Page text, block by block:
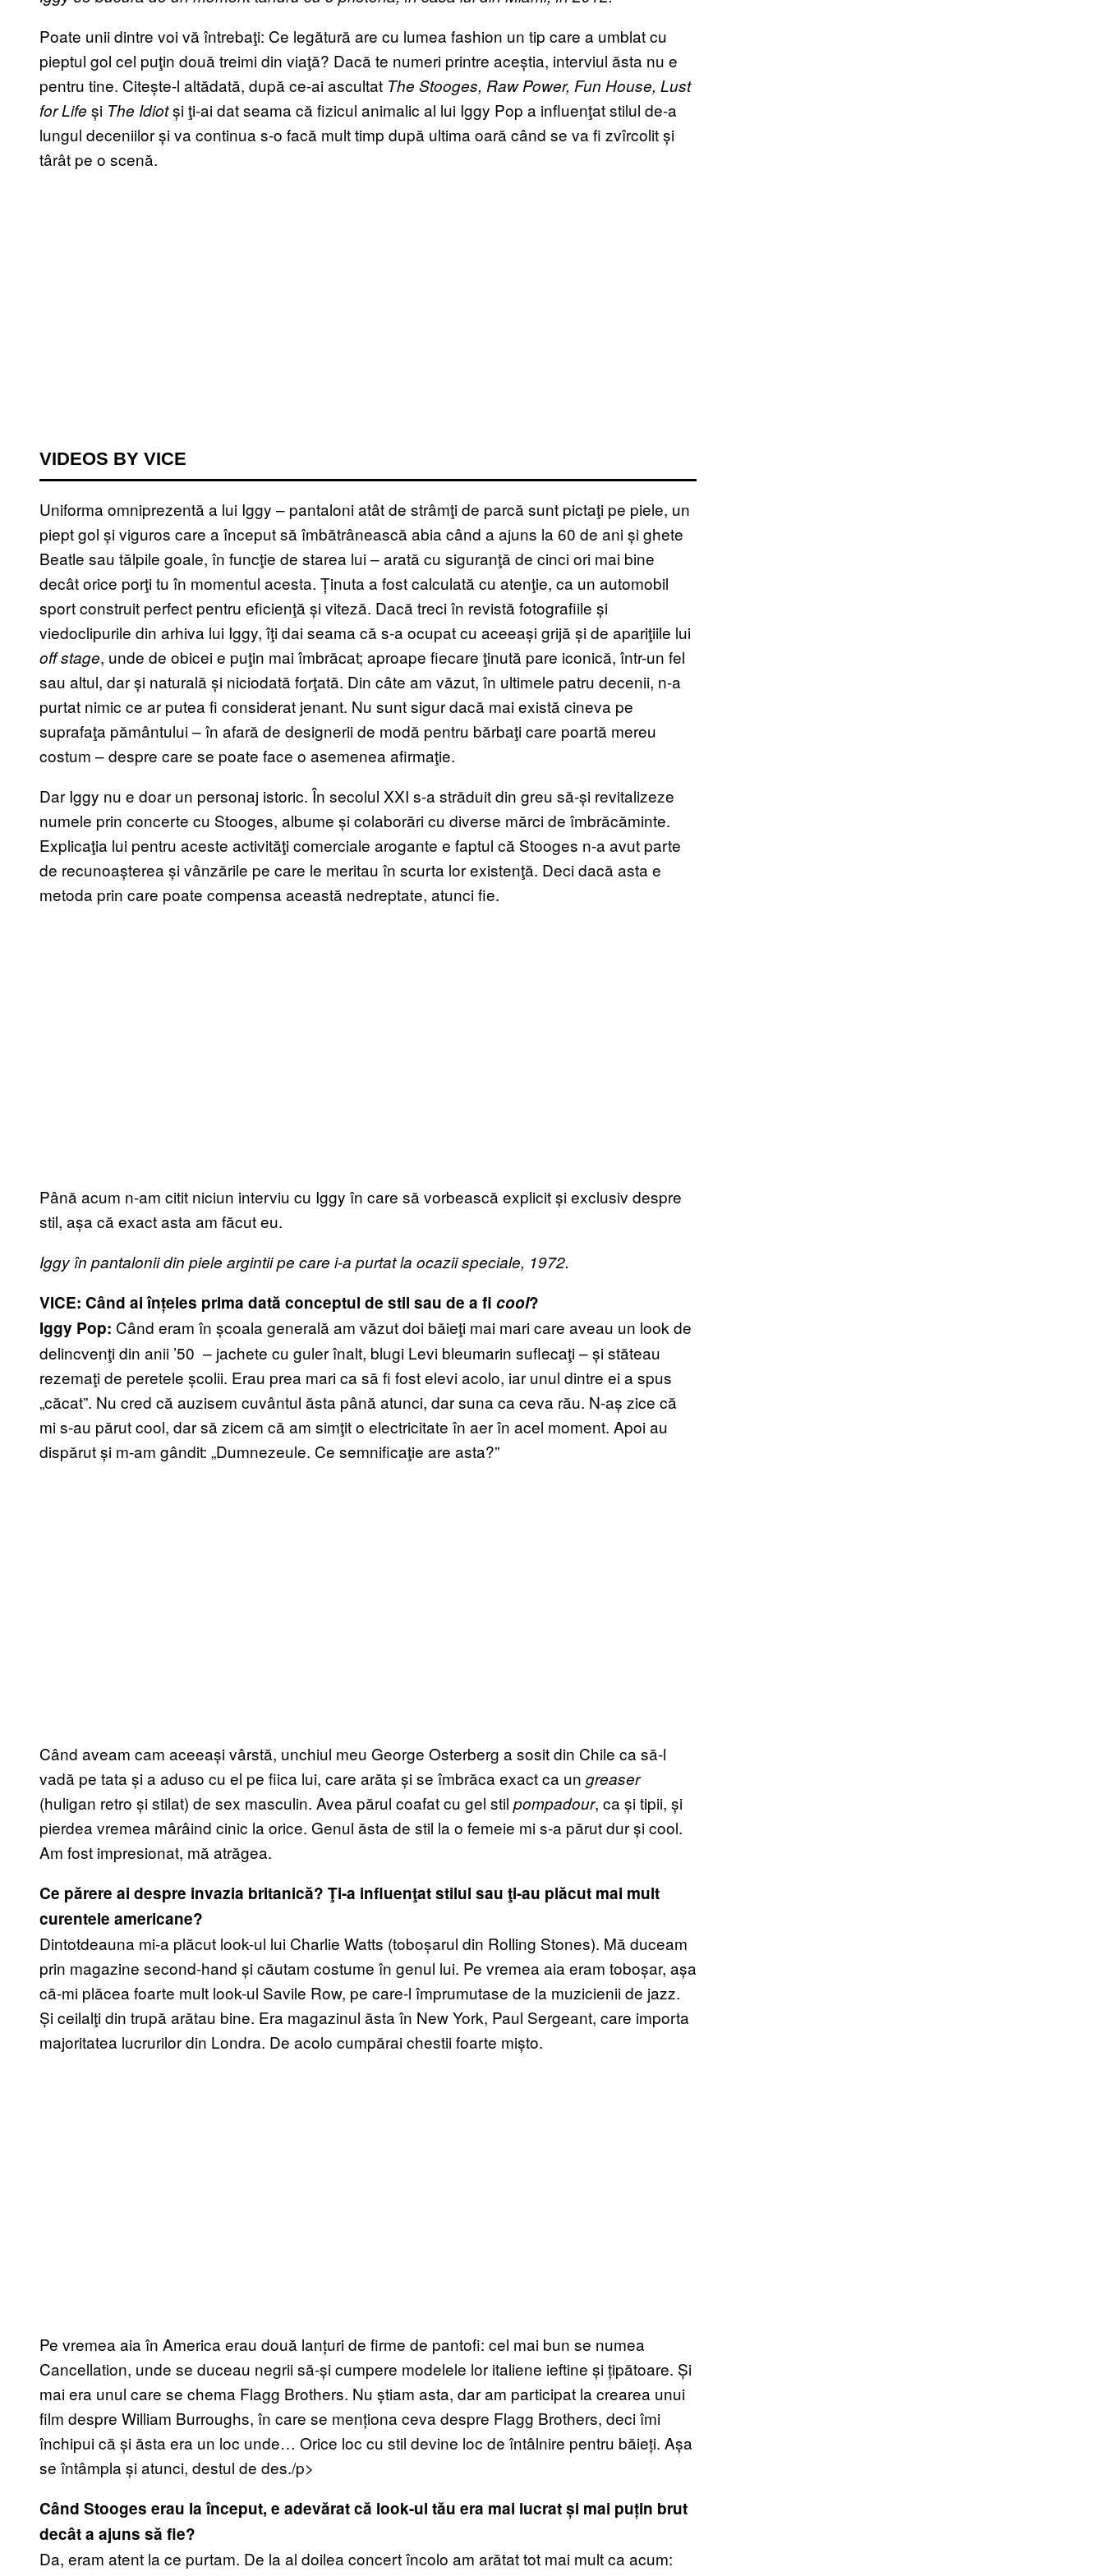
Poate unii dintre voi vă întrebaţi: Ce legătură are cu lumea fashion un tip care a umblat cu
pieptul gol cel puţin două treimi din viaţă? Dacă te numeri printre aceștia, interviul ăsta nu e
pentru tine. Citește-l altădată, după ce-ai ascultat The Stooges, Raw Power, Fun House, Lust
for Life și The Idiotși ţi-ai dat seama că fizicul animalic al lui Iggy Pop a influenţat stilul de-a
lungul deceniilor și va continua s-o facă mult timp după ultima oară când se va fi zvîrcolit și
târât pe o scenă.
VIDEOS BY VICE
Uniforma omniprezentă a lui Iggy – pantaloni atât de strâmţi de parcă sunt pictaţi pe piele, un
piept gol și viguros care a început să îmbătrânească abia când a ajuns la 60 de ani și ghete
Beatle sau tălpile goale, în funcţie de starea lui – arată cu siguranţă de cinci ori mai bine
decât orice porţi tu în momentul acesta. Ținuta a fost calculată cu atenţie, ca un automobil
sport construit perfect pentru eficienţă și viteză. Dacă treci în revistă fotografiile și
viedoclipurile din arhiva lui Iggy, îţi dai seama că s-a ocupat cu aceeași grijă și de apariţiile lui
off stage, unde de obicei e puţin mai îmbrăcat; aproape fiecare ţinută pare iconică, într-un fel
sau altul, dar și naturală și niciodată forţată. Din câte am văzut, în ultimele patru decenii, n-a
purtat nimic ce ar putea fi considerat jenant. Nu sunt sigur dacă mai există cineva pe
suprafaţa pământului – în afară de designerii de modă pentru bărbaţi care poartă mereu
costum – despre care se poate face o asemenea afirmaţie.
Dar Iggy nu e doar un personaj istoric. În secolul XXI s-a străduit din greu să-și revitalizeze
numele prin concerte cu Stooges, albume și colaborări cu diverse mărci de îmbrăcăminte.
Explicaţia lui pentru aceste activităţi comerciale arogante e faptul că Stooges n-a avut parte
de recunoașterea și vânzările pe care le meritau în scurta lor existenţă. Deci dacă asta e
metoda prin care poate compensa această nedreptate, atunci fie.
Până acum n-am citit niciun interviu cu Iggy în care să vorbească explicit și exclusiv despre
stil, așa că exact asta am făcut eu.
Iggy în pantalonii din piele argintii pe care i-a purtat la ocazii speciale, 1972.
VICE: Când ai înțeles prima dată conceptul de stil sau de a fi cool?
Iggy Pop: Când eram în școala generală am văzut doi băieţi mai mari care aveau un look de
delincvenţi din anii ’50 – jachete cu guler înalt, blugi Levi bleumarin suflecaţi – și stăteau
rezemaţi de peretele școlii. Erau prea mari ca să fi fost elevi acolo, iar unul dintre ei a spus
„căcat”. Nu cred că auzisem cuvântul ăsta până atunci, dar suna ca ceva rău. N-aș zice că
mi s-au părut cool, dar să zicem că am simţit o electricitate în aer în acel moment. Apoi au
dispărut și m-am gândit: „Dumnezeule. Ce semnificaţie are asta?”
Când aveam cam aceeași vârstă, unchiul meu George Osterberg a sosit din Chile ca să-l
vadă pe tata și a aduso cu el pe fiica lui, care arăta și se îmbrăca exact ca un greaser
(huligan retro și stilat) de sex masculin. Avea părul coafat cu gel stil pompadour, ca și tipii, și
pierdea vremea mârâind cinic la orice. Genul ăsta de stil la o femeie mi s-a părut dur și cool.
Am fost impresionat, mă atrăgea.
Ce părere ai despre invazia britanică? Ţi-a influenţat stilul sau ţi-au plăcut mai mult
curentele americane?
Dintotdeauna mi-a plăcut look-ul lui Charlie Watts (toboșarul din Rolling Stones). Mă duceam
prin magazine second-hand și căutam costume în genul lui. Pe vremea aia eram toboșar, așa
că-mi plăcea foarte mult look-ul Savile Row, pe care-l împrumutase de la muzicienii de jazz.
Și ceilalţi din trupă arătau bine. Era magazinul ăsta în New York, Paul Sergeant, care importa
majoritatea lucrurilor din Londra. De acolo cumpărai chestii foarte mișto.
Pe vremea aia în America erau două lanțuri de firme de pantofi: cel mai bun se numea
Cancellation, unde se duceau negrii să-și cumpere modelele lor italiene ieftine și țipătoare. Și
mai era unul care se chema Flagg Brothers. Nu știam asta, dar am participat la crearea unui
film despre William Burroughs, în care se menționa ceva despre Flagg Brothers, deci îmi
închipui că și ăsta era un loc unde… Orice loc cu stil devine loc de întâlnire pentru băieți. Așa
se întâmpla și atunci, destul de des./p>
Când Stooges erau la început, e adevărat că look-ul tău era mai lucrat și mai puțin brut
decât a ajuns să fie?
Da, eram atent la ce purtam. De la al doilea concert încolo am arătat tot mai mult ca acum: